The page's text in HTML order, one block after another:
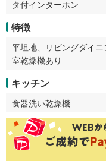
タ付インターホン
特徴
平坦地、リビングダイ
室乾燥機あり
キッチン
食器洗い乾燥機